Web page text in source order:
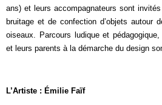
ans) et leurs accompagnateurs sont
bruitage et de confection d’objets autour
oiseaux. Parcours ludique et
et leurs parents à la démarche du design
L’Artiste : Émilie Faïf